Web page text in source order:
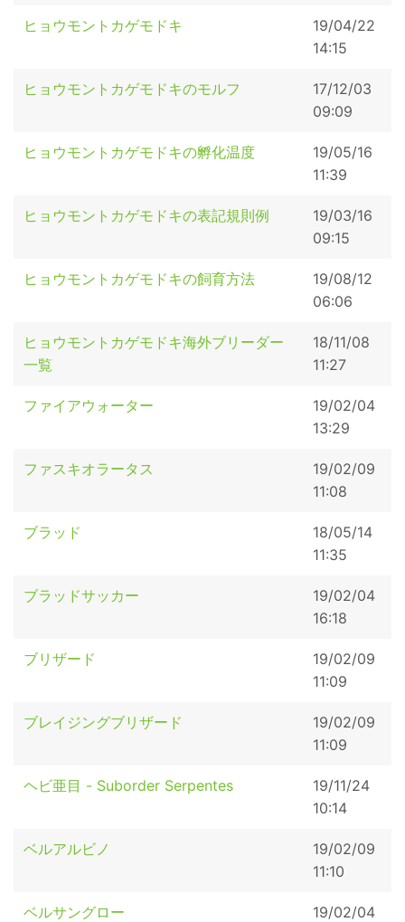
ヒョウモントカゲモドキ
19/04/22
14:15
ヒョウモントカゲモドキのモルフ
17/12/03
09:09
ヒョウモントカゲモドキの孵化温度
19/05/16
11:39
ヒョウモントカゲモドキの表記規則例
19/03/16
09:15
ヒョウモントカゲモドキの飼育方法
19/08/12
06:06
ヒョウモントカゲモドキ海外ブリーダー
一覧
18/11/08
11:27
ファイアウォーター
19/02/04
13:29
ファスキオラータス
19/02/09
11:08
ブラッド
18/05/14
11:35
ブラッドサッカー
19/02/04
16:18
ブリザード
19/02/09
11:09
ブレイジングブリザード
19/02/09
11:09
ヘビ亜目 - Suborder Serpentes
19/11/24
10:14
ベルアルビノ
19/02/09
11:10
ベルサングロー
19/02/04